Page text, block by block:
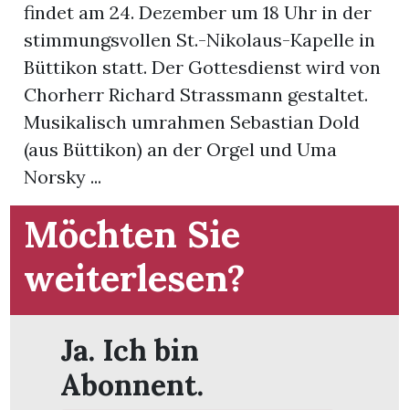
findet am 24. Dezember um 18 Uhr in der
stimmungsvollen St.-Nikolaus-Kapelle in
Büttikon statt. Der Gottesdienst wird von
Chorherr Richard Strassmann gestaltet.
Musikalisch umrahmen Sebastian Dold
(aus Büttikon) an der Orgel und Uma
Norsky ...
Möchten Sie
weiterlesen?
Ja. Ich bin
Abonnent.